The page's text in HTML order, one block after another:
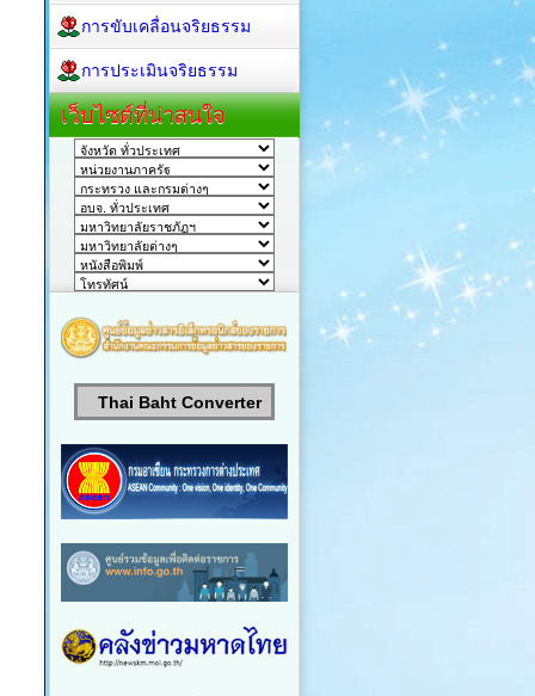
การขับเคลื่อนจริยธรรม
การประเมินจริยธรรม
เว็บไซต์ที่น่าสนใจ
Thai Baht Converter